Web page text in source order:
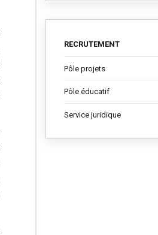
RECRUTEMENT
Pôle projets
Pôle éducatif
Service juridique